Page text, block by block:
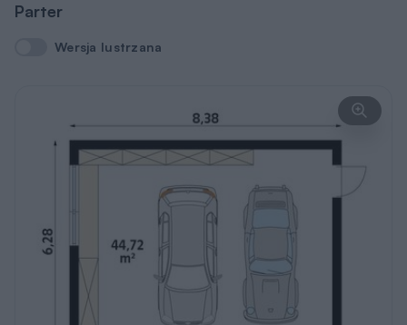
Parter
Wersja lustrzana
Wersja lustrzana